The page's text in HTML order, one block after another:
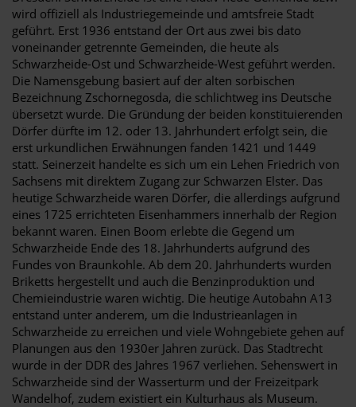
wird offiziell als Industriegemeinde und amtsfreie Stadt
geführt. Erst 1936 entstand der Ort aus zwei bis dato
voneinander getrennte Gemeinden, die heute als
Schwarzheide-Ost und Schwarzheide-West geführt werden.
Die Namensgebung basiert auf der alten sorbischen
Bezeichnung Zschornegosda, die schlichtweg ins Deutsche
übersetzt wurde. Die Gründung der beiden konstituierenden
Dörfer dürfte im 12. oder 13. Jahrhundert erfolgt sein, die
erst urkundlichen Erwähnungen fanden 1421 und 1449
statt. Seinerzeit handelte es sich um ein Lehen Friedrich von
Sachsens mit direktem Zugang zur Schwarzen Elster. Das
heutige Schwarzheide waren Dörfer, die allerdings aufgrund
eines 1725 errichteten Eisenhammers innerhalb der Region
bekannt waren. Einen Boom erlebte die Gegend um
Schwarzheide Ende des 18. Jahrhunderts aufgrund des
Fundes von Braunkohle. Ab dem 20. Jahrhunderts wurden
Briketts hergestellt und auch die Benzinproduktion und
Chemieindustrie waren wichtig. Die heutige Autobahn A13
entstand unter anderem, um die Industrieanlagen in
Schwarzheide zu erreichen und viele Wohngebiete gehen auf
Planungen aus den 1930er Jahren zurück. Das Stadtrecht
wurde in der DDR des Jahres 1967 verliehen. Sehenswert in
Schwarzheide sind der Wasserturm und der Freizeitpark
Wandelhof, zudem existiert ein Kulturhaus als Museum.